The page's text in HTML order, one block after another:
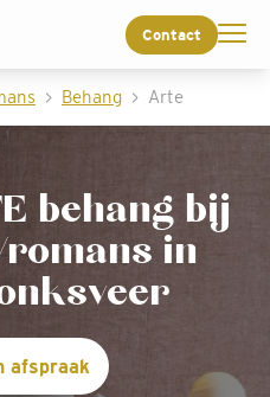
Contact
Behang Arte
behang bij
in
afspraak